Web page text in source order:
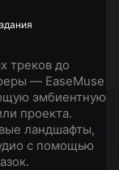
треков до
— EaseMuse
эмбиентную
проекта.
ландшафты,
с помощью